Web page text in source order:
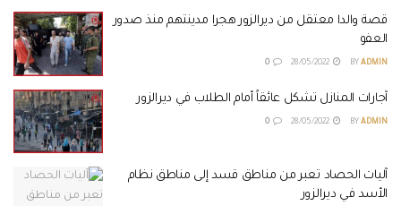
قصة والدا معتقل من ديرالزور هجرا مدينتهم منذ صدور
العفو
BY ADMIN
آجارات المنازل تشكل عائقاً أمام الطلاب في ديرالزور
BY ADMIN
آليات الحصاد تعبر من مناطق قسد إلى مناطق نظام
الأسد في ديرالزور